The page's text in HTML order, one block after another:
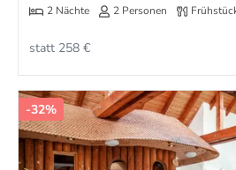
2 Nächte 2 Personen
statt 258 €
-32%